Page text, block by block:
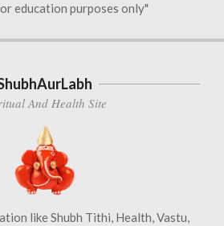
education purposes only"
And Health Site
like Shubh Tithi, Health, Vastu,